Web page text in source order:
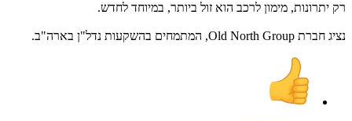
רק יתרונות, מימון לרכב הוא זול ביותר, במיוחד לחדש.
נציג חברת Old North Group, המתמחים בהשקעות נדל"ן בארה"ב.